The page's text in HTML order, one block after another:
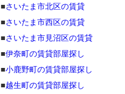
■さいたま市北区の賃貸
■さいたま市西区の賃貸
■さいたま市見沼区の賃貸
■伊奈町の賃貸部屋探し
■小鹿野町の賃貸部屋探し
■越生町の賃貸部屋探し